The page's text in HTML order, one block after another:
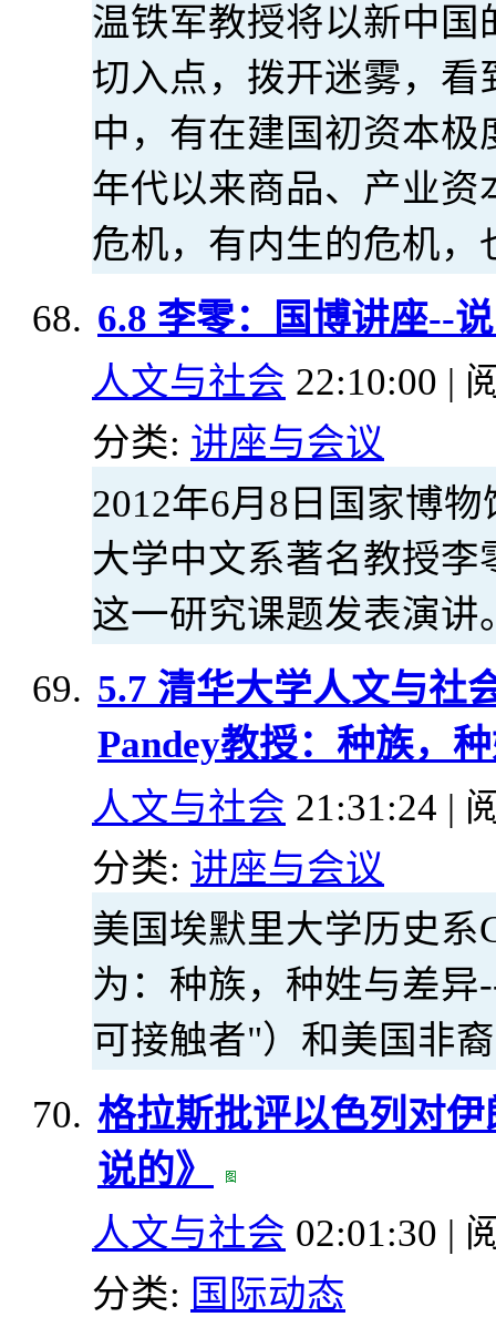
温铁军教授将以新中
切入点，拨开迷雾，
中，有在建国初资本
年代以来商品、产业
危机，有内生的危机，
6.8 李零：国博讲座--
人文与社会 22:10:00 |
分类: 讲座与会议
2012年6月8日国家博
大学中文系著名教授
这一研究课题发表演讲
5.7 清华大学人文与社
Pandey教授：种族，
人文与社会 21:31:24 |
分类: 讲座与会议
美国埃默里大学历史系
为：种族，种姓与差
可接触者"）和美国非
格拉斯批评以色列对
说的》
人文与社会 02:01:30 |
分类: 国际动态